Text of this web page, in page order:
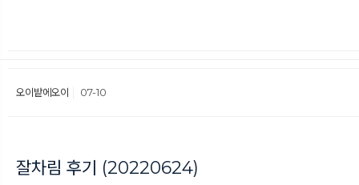
오이밭에오이 07-10
잘차림 후기 (20220624)